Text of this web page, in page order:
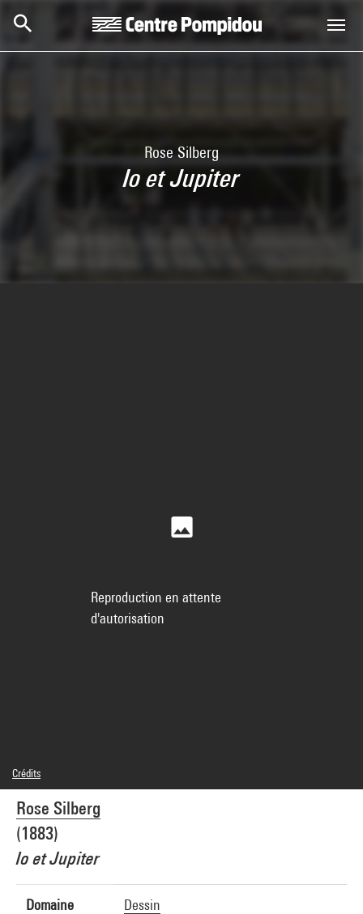
Rose Silberg
Io et Jupiter
Rose Silberg
(1883)
Io et Jupiter
Domaine Dessin
Reproduction en attente
d'autorisation
Crédits
© droits réservés
Crédit photographique : Centre Pompidou, MNAM-CCI/Philippe Migeat/Dist.
GrandPalaisRmn
Réf. image : 4N67577